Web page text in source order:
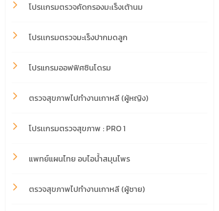
โปรเเกรมตรวจคัดกรองมะเร็งเต้านม
โปรเเกรมตรวจมะเร็งปากมดลูก
โปรแกรมออฟฟิศซินโดรม
ตรวจสุขภาพไปทำงานเกาหลี (ผู้หญิง)
โปรเเกรมตรวจสุขภาพ : PRO 1
แพทย์แผนไทย อบไอน้ำสมุนไพร
ตรวจสุขภาพไปทำงานเกาหลี (ผู้ชาย)